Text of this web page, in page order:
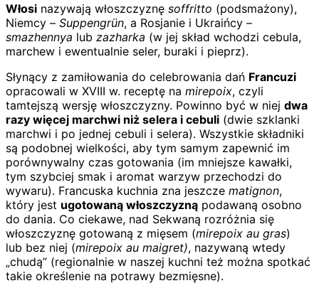
Włosi nazywają włoszczyznę soffritto (podsmażony),
Niemcy – Suppengrün, a Rosjanie i Ukraińcy –
smazhennya lub zazharka (w jej skład wchodzi cebula,
marchew i ewentualnie seler, buraki i pieprz).
Słynący z zamiłowania do celebrowania dań Francuzi
opracowali w XVIII w. receptę na mirepoix, czyli
tamtejszą wersję włoszczyzny. Powinno być w niej dwa
razy więcej marchwi niż selera i cebuli (dwie szklanki
marchwi i po jednej cebuli i selera). Wszystkie składniki
są podobnej wielkości, aby tym samym zapewnić im
porównywalny czas gotowania (im mniejsze kawałki,
tym szybciej smak i aromat warzyw przechodzi do
wywaru). Francuska kuchnia zna jeszcze matignon,
który jest ugotowaną włoszczyzną podawaną osobno
do dania. Co ciekawe, nad Sekwaną rozróżnia się
włoszczyznę gotowaną z mięsem (mirepoix au gras)
lub bez niej (mirepoix au maigret), nazywaną wtedy
„chudą” (regionalnie w naszej kuchni też można spotkać
takie określenie na potrawy bezmięsne).